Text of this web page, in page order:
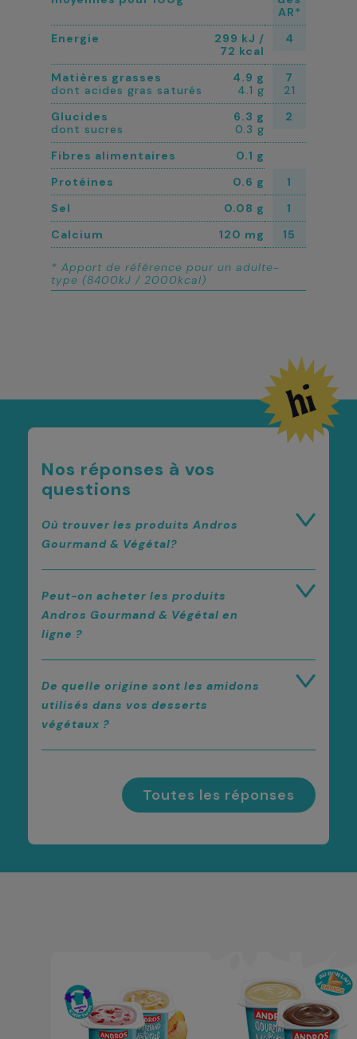
AR*
Energie
299 kJ /
72 kcal
4
Matières grasses
dont acides gras saturés
4.9 g
4.1 g
7
21
Glucides
dont sucres
6.3 g
0.3 g
2
Fibres alimentaires
0.1 g
Protéines
0.6 g
1
Sel
0.08 g
1
Calcium
120 mg 15
* Apport de référence pour un adulte-
type (8400kJ / 2000kcal)
Nos réponses à vos
questions
Où trouver les produits Andros
Gourmand & Végétal?
Peut-on acheter les produits
Andros Gourmand & Végétal en
ligne ?
De quelle origine sont les amidons
utilisés dans vos desserts
végétaux ?
Toutes les réponses